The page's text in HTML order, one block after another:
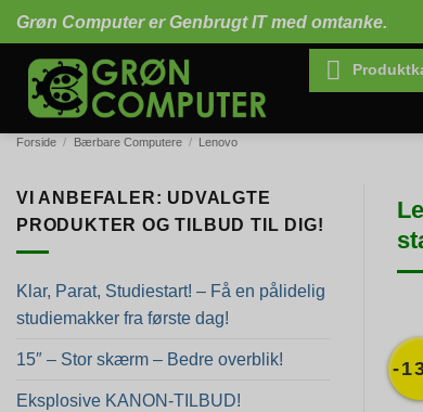
Fortsæt
til
indhold
Grøn Computer er Genbrugt IT med omtanke.
Forside / Bærbare Computere / Lenovo
VI ANBEFALER: UDVALGTE
PRODUKTER OG TILBUD TIL DIG!
Klar, Parat, Studiestart! – Få en pålidelig
studiemakker fra første dag!
15″ – Stor skærm – Bedre overblik!
Eksplosive KANON-TILBUD!
-